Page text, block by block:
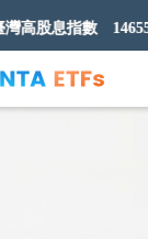
股息指數 14655.27